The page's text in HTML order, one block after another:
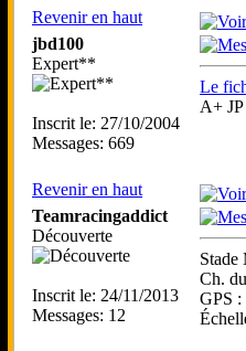
Revenir en haut
jbd100
Expert**
Inscrit le: 27/10/2004
Messages: 669
Le
A+ JP
Revenir en haut
Teamracingaddict
Découverte
Inscrit le: 24/11/2013
Messages: 12
Stade
Ch.
GPS :